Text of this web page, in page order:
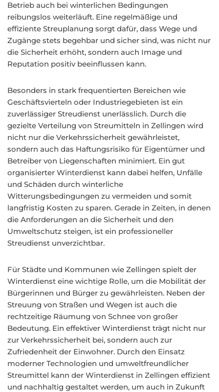
Betrieb auch bei winterlichen Bedingungen
reibungslos weiterläuft. Eine regelmäßige und
effiziente Streuplanung sorgt dafür, dass Wege und
Zugänge stets begehbar und sicher sind, was nicht nur
die Sicherheit erhöht, sondern auch Image und
Reputation positiv beeinflussen kann.
Besonders in stark frequentierten Bereichen wie
Geschäftsvierteln oder Industriegebieten ist ein
zuverlässiger Streudienst unerlässlich. Durch die
gezielte Verteilung von Streumitteln in Zellingen wird
nicht nur die Verkehrssicherheit gewährleistet,
sondern auch das Haftungsrisiko für Eigentümer und
Betreiber von Liegenschaften minimiert. Ein gut
organisierter Winterdienst kann dabei helfen, Unfälle
und Schäden durch winterliche
Witterungsbedingungen zu vermeiden und somit
langfristig Kosten zu sparen. Gerade in Zeiten, in denen
die Anforderungen an die Sicherheit und den
Umweltschutz steigen, ist ein professioneller
Streudienst unverzichtbar.
Für Städte und Kommunen wie Zellingen spielt der
Winterdienst eine wichtige Rolle, um die Mobilität der
Bürgerinnen und Bürger zu gewährleisten. Neben der
Streuung von Straßen und Wegen ist auch die
rechtzeitige Räumung von Schnee von großer
Bedeutung. Ein effektiver Winterdienst trägt nicht nur
zur Verkehrssicherheit bei, sondern auch zur
Zufriedenheit der Einwohner. Durch den Einsatz
moderner Technologien und umweltfreundlicher
Streumittel kann der Winterdienst in Zellingen effizient
und nachhaltig gestaltet werden, um auch in Zukunft